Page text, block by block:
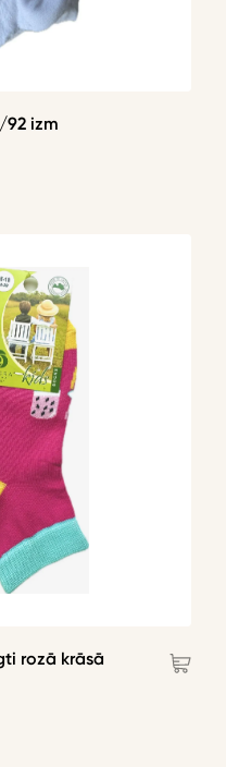
92 izm
rozā krāsā